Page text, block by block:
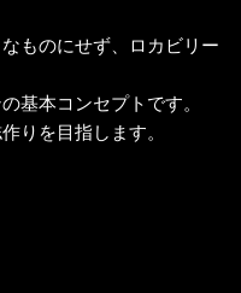
ものにせず、ロカビリー
基本コンセプトです。
りを目指します。